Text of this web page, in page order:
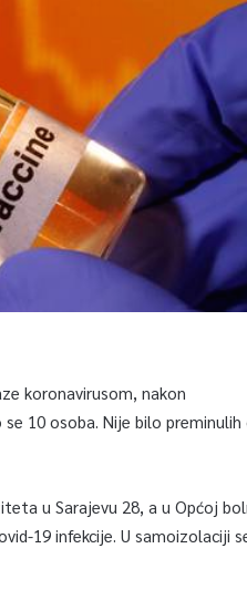
koronavirusom, nakon
10 osoba. Nije bilo preminulih
u Sarajevu 28, a u Općoj
19 infekcije. U samoizolaciji